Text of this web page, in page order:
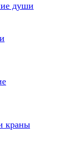
души
краны